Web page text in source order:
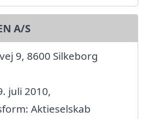
A/S
9, 8600 Silkeborg
juli 2010,
Aktieselskab